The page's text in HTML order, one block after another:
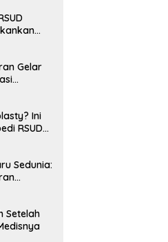
Gelar
Ini
RSUD
Sedunia:
Setelah